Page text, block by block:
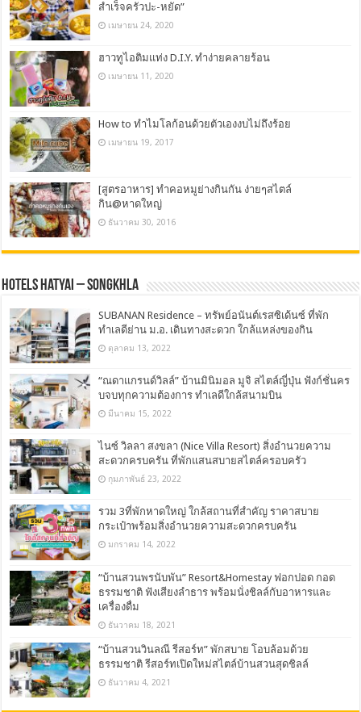
สำเร็จครัวปะ-หยัด”
เมษายน 24, 2020
ฮาวทูไอติมแท่ง D.I.Y. ทำง่ายคลายร้อน
เมษายน 11, 2020
How to ทำไมโลก้อนด้วยตัวเองงบไม่ถึงร้อย
เมษายน 19, 2017
[สูตรอาหาร] ทำคอหมูย่างกินกัน ง่ายๆสไตล์
กิน@หาดใหญ่
ธันวาคม 30, 2016
Hotels Hatyai – Songkhla
SUBANAN Residence – ทรัพย์อนันต์เรสซิเด้นซ์ ที่พัก
ทำเลดีย่าน ม.อ. เดินทางสะดวก ใกล้แหล่งของกิน
ตุลาคม 13, 2022
“ณดาแกรนด์วิลล์” บ้านมินิมอล มูจิ สไตล์ญี่ปุ่น ฟังก์ชั่นคร
บจบทุกความต้องการ ทำเลดีใกล้สนามบิน
มีนาคม 15, 2022
ไนซ์ วิลลา สงขลา (Nice Villa Resort) สิ่งอำนวยความ
สะดวกครบครัน ที่พักแสนสบายสไตล์ครอบครัว
กุมภาพันธ์ 23, 2022
รวม 3ที่พักหาดใหญ่ ใกล้สถานที่สำคัญ ราคาสบาย
กระเป๋าพร้อมสิ่งอำนวยความสะดวกครบครัน
มกราคม 14, 2022
“บ้านสวนพรนับพัน” Resort&Homestay ฟอกปอด กอด
ธรรมชาติ ฟังเสียงลำธาร พร้อมนั่งชิลล์กับอาหารและ
เครื่องดื่ม
ธันวาคม 18, 2021
“บ้านสวนวินลณี รีสอร์ท” พักสบาย โอบล้อมด้วย
ธรรมชาติ รีสอร์ทเปิดใหม่สไตล์บ้านสวนสุดชิลล์
ธันวาคม 4, 2021